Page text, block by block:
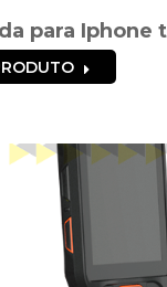
para Iphone